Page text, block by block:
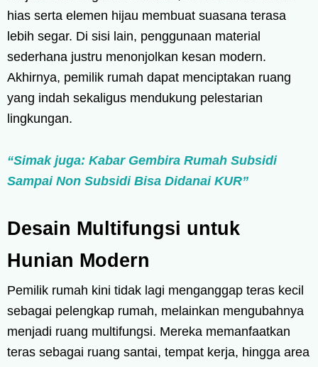
hias serta elemen hijau membuat suasana terasa
lebih segar. Di sisi lain, penggunaan material
sederhana justru menonjolkan kesan modern.
Akhirnya, pemilik rumah dapat menciptakan ruang
yang indah sekaligus mendukung pelestarian
lingkungan.
“Simak juga: Kabar Gembira Rumah Subsidi
Sampai Non Subsidi Bisa Didanai KUR”
Desain Multifungsi untuk
Hunian Modern
Pemilik rumah kini tidak lagi menganggap teras kecil
sebagai pelengkap rumah, melainkan mengubahnya
menjadi ruang multifungsi. Mereka memanfaatkan
teras sebagai ruang santai, tempat kerja, hingga area